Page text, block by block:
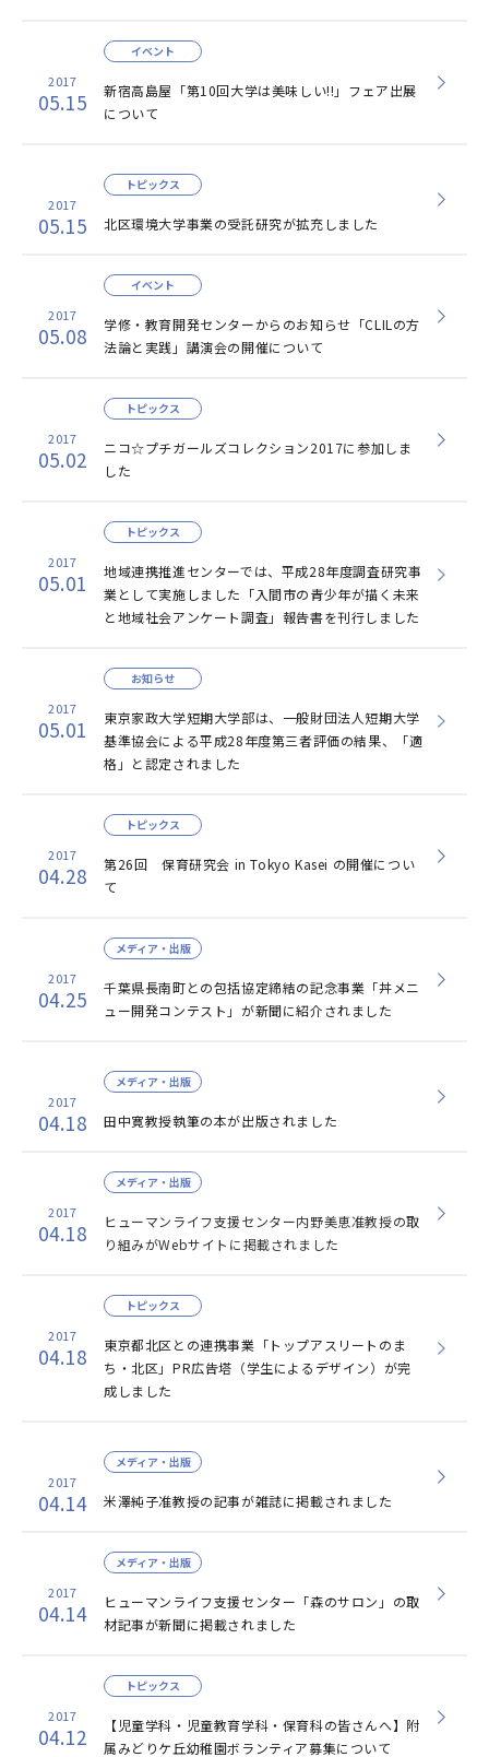
2017
05.15
新宿高島屋「第10回大学は美味しい!!」フェア出展
について
イベント
2017
05.15 北区環境大学事業の受託研究が拡充しました
トピックス
2017
05.08
学修・教育開発センターからのお知らせ「CLILの方
法論と実践」講演会の開催について
イベント
2017
05.02
ニコ☆プチガールズコレクション2017に参加しま
した
トピックス
2017
05.01
地域連携推進センターでは、平成28年度調査研究事
業として実施しました「入間市の青少年が描く未来
と地域社会アンケート調査」報告書を刊行しました
トピックス
2017
05.01
東京家政大学短期大学部は、一般財団法人短期大学
基準協会による平成28年度第三者評価の結果、「適
格」と認定されました
お知らせ
2017
04.28
第26回 保育研究会 in Tokyo Kasei の開催につい
て
トピックス
2017
04.25
千葉県長南町との包括協定締結の記念事業「丼メニ
ュー開発コンテスト」が新聞に紹介されました
メディア・出版
2017
04.18 田中寛教授執筆の本が出版されました
メディア・出版
2017
04.18
ヒューマンライフ支援センター内野美恵准教授の取
り組みがWebサイトに掲載されました
メディア・出版
2017
04.18
東京都北区との連携事業「トップアスリートのま
ち・北区」PR広告塔（学生によるデザイン）が完
成しました
トピックス
2017
04.14 米澤純子准教授の記事が雑誌に掲載されました
メディア・出版
2017
04.14
ヒューマンライフ支援センター「森のサロン」の取
材記事が新聞に掲載されました
メディア・出版
2017
04.12
【児童学科・児童教育学科・保育科の皆さんへ】附
属みどりケ丘幼稚園ボランティア募集について
トピックス